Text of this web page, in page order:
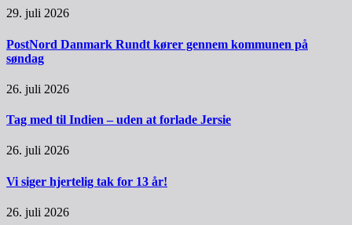
29. juli 2026
PostNord Danmark Rundt kører gennem kommunen på
søndag
26. juli 2026
Tag med til Indien – uden at forlade Jersie
26. juli 2026
Vi siger hjertelig tak for 13 år!
26. juli 2026